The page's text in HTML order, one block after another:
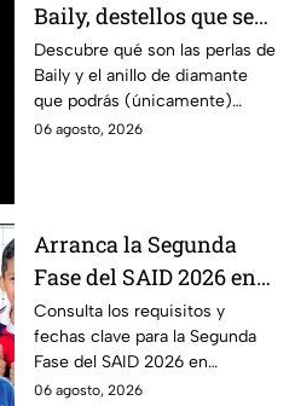
Baily, destellos que se
podrán ver
ÚNICAMENTE durante
el eclipse solar 2026 del
12 de agosto?
Descubre qué son las perlas de
Baily y el anillo de diamante
que podrás (únicamente)
observar durante el eclipse
06 agosto, 2026
Arranca la Segunda
Fase del SAID 2026 en
Edomex para grados
intermedios: Fechas
clave y requisitos para
Consulta los requisitos y
fechas clave para la Segunda
Fase del SAID 2026 en
Edomex y asegura el traslado
06 agosto, 2026